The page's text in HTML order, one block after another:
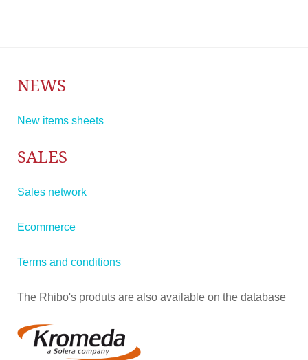
NEWS
New items sheets
SALES
Sales network
Ecommerce
Terms and conditions
The Rhibo's produts are also available on the database